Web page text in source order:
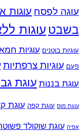
עוגה לפסח עוגות
בשבט עוגות
עוגיות בוטנים עוגיות
פעם עוגיות צרפתיות
עוגת בננות עוגת
עוגת מוס עוגת קפה עוגת
אפיה עוגת שוקולד